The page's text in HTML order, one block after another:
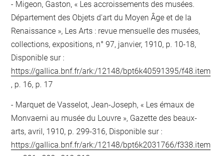
Migeon, Gaston, « Les accroissements des musées.
Département des Objets d'art du Moyen Âge et de la
Renaissance », Les Arts : revue mensuelle des musées,
collections, expositions, n° 97, janvier, 1910, p. 10-18,
Disponible sur :
https://gallica.bnf.fr/ark:/12148/bpt6k40591395/f48.item
, p. 16, p. 17
Marquet de Vasselot, Jean-Joseph, « Les émaux de
Monvaerni au musée du Louvre », Gazette des beaux-
arts, avril, 1910, p. 299-316, Disponible sur :
https://gallica.bnf.fr/ark:/12148/bpt6k2031766/f338.item